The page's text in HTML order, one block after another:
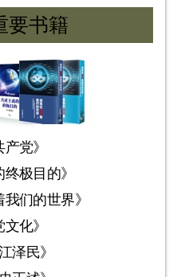
要书籍
产党》
终极目的》
我们的世界》
文化》
泽民》